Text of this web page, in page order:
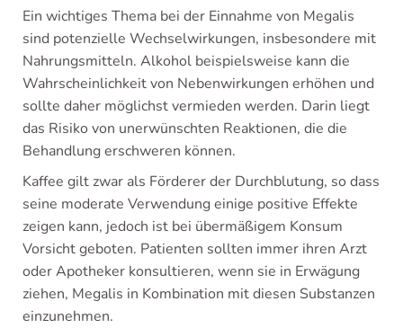
Ein wichtiges Thema bei der Einnahme von Megalis
sind potenzielle Wechselwirkungen, insbesondere mit
Nahrungsmitteln. Alkohol beispielsweise kann die
Wahrscheinlichkeit von Nebenwirkungen erhöhen und
sollte daher möglichst vermieden werden. Darin liegt
das Risiko von unerwünschten Reaktionen, die die
Behandlung erschweren können.
Kaffee gilt zwar als Förderer der Durchblutung, so dass
seine moderate Verwendung einige positive Effekte
zeigen kann, jedoch ist bei übermäßigem Konsum
Vorsicht geboten. Patienten sollten immer ihren Arzt
oder Apotheker konsultieren, wenn sie in Erwägung
ziehen, Megalis in Kombination mit diesen Substanzen
einzunehmen.